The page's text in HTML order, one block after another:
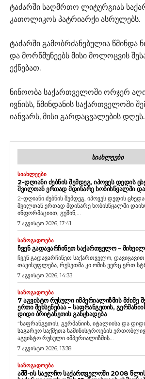
ტაძარში საღმრთო ლიტურგიას
კათოლიკოს პატრიარქი ასრულებს.
ტაძარში გამობრძანებულია წმინდა
და მორწმუნეებს მისი მოლოცვის
ექნებათ.
ნინოობა საქართველოში ორჯერ
ივნისს, წმინდანის საქართველოში
იანვარს, მისი გარდაცვალების დღეს.
ᲡᲘᲐᲮᲚᲔᲔᲑᲘ
ᲡᲘᲐᲮᲚᲔᲔᲑᲘ
2-ᲓᲦᲘᲐᲜᲘ ᲫᲔᲑᲜᲘᲡ ᲨᲔᲛᲓᲔᲒ, ᲘᲞᲝᲕᲔᲡ ᲓᲔᲓᲘᲡ
ᲨᲕᲘᲚᲗᲐᲜ ᲔᲠᲗᲐᲓ ᲛᲓᲘᲜᲐᲠᲔ ᲮᲝᲑᲘᲡᲬᲧᲐᲚᲨᲘ
2-დღიანი ძებნის შემდეგ, იპოვეს დედის
შვილთან ერთად მდინარე ხობისწყალში
ინფორმაციით, გუშინ,...
7 აგვისტო 2026, 17:41
ᲡᲐᲖᲝᲒᲐᲓᲝᲔᲑᲐ
ᲩᲕᲔᲜ ᲒᲐᲓᲐᲕᲐᲠᲩᲘᲜᲔᲗ ᲡᲐᲥᲐᲠᲗᲕᲔᲚᲝ –
ჩვენ გადავარჩინეთ საქართველო,
თავისუფლება, რუსეთმა კი ომის ვერც ერთ
7 აგვისტო 2026, 14:33
ᲡᲐᲖᲝᲒᲐᲓᲝᲔᲑᲐ
7 ᲐᲒᲕᲘᲡᲢᲝ ᲠᲣᲡᲣᲚᲘ ᲘᲛᲞᲔᲠᲘᲐᲚᲘᲖᲛᲘᲡ ᲛᲫᲘᲛᲔ
ᲔᲠᲗᲘ ᲨᲔᲮᲡᲔᲜᲔᲑᲐᲐ – ᲡᲐᲤᲠᲐᲜᲒᲔᲗᲘᲡ,
ᲓᲘᲓᲘ ᲑᲠᲘᲢᲐᲜᲔᲗᲘᲡ ᲒᲐᲜᲪᲮᲐᲓᲔᲑᲐ
“საფრანგეთის, გერმანიის, იტალიისა და
საგარეო საქმეთა სამინისტროების
აგვისტო რუსული იმპერიალიზმის...
7 აგვისტო 2026, 13:38
ᲡᲐᲖᲝᲒᲐᲓᲝᲔᲑᲐ
ᲐᲨᲨ-ᲘᲡ ᲡᲐᲔᲚᲩᲝ ᲡᲐᲥᲐᲠᲗᲕᲔᲚᲝᲨᲘ 2008